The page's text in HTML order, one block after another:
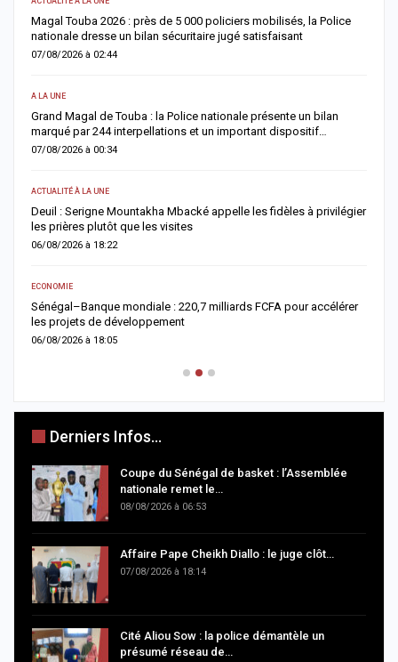
Magal Touba 2026 : près de 5 000 policiers mobilisés, la Police
nationale dresse un bilan sécuritaire jugé satisfaisant
07/08/2026 à 02:44
A LA UNE
Grand Magal de Touba : la Police nationale présente un bilan
marqué par 244 interpellations et un important dispositif…
07/08/2026 à 00:34
ACTUALITÉ À LA UNE
Deuil : Serigne Mountakha Mbacké appelle les fidèles à privilégier
les prières plutôt que les visites
06/08/2026 à 18:22
ECONOMIE
Sénégal–Banque mondiale : 220,7 milliards FCFA pour accélérer
les projets de développement
06/08/2026 à 18:05
Derniers Infos...
Coupe du Sénégal de basket : l’Assemblée
nationale remet le…
08/08/2026 à 06:53
Affaire Pape Cheikh Diallo : le juge clôt…
07/08/2026 à 18:14
Cité Aliou Sow : la police démantèle un
présumé réseau de…